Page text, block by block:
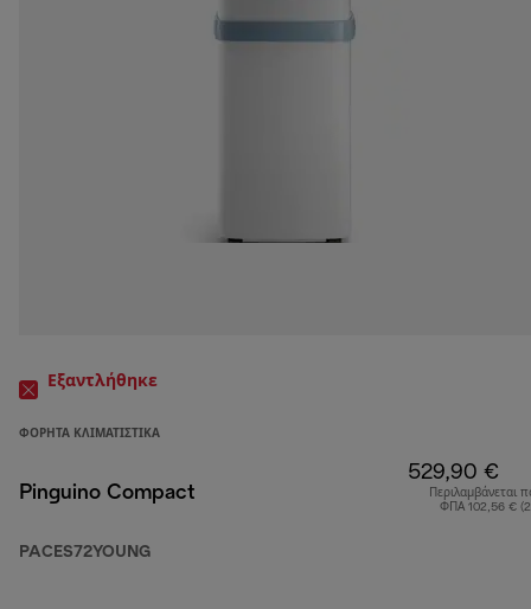
Εξαντλήθηκε
ΦΟΡΗΤΆ ΚΛΙΜΑΤΙΣΤΙΚΆ
Pinguino Compact
PACES72YOUNG
529,90 €
Περιλαμβάνεται
ΦΠΑ 102,56 €